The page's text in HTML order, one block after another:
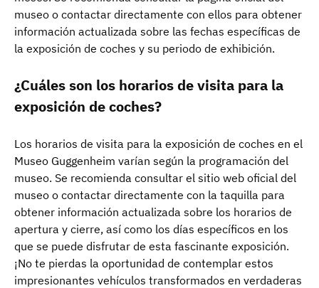
museo o contactar directamente con ellos para obtener
información actualizada sobre las fechas específicas de
la exposición de coches y su periodo de exhibición.
¿Cuáles son los horarios de visita para la
exposición de coches?
Los horarios de visita para la exposición de coches en el
Museo Guggenheim varían según la programación del
museo. Se recomienda consultar el sitio web oficial del
museo o contactar directamente con la taquilla para
obtener información actualizada sobre los horarios de
apertura y cierre, así como los días específicos en los
que se puede disfrutar de esta fascinante exposición.
¡No te pierdas la oportunidad de contemplar estos
impresionantes vehículos transformados en verdaderas